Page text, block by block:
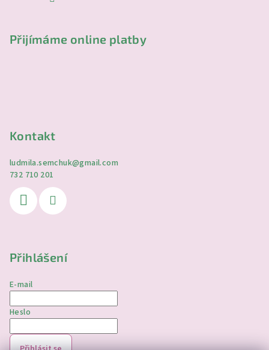
Přijímáme online platby
Kontakt
ludmila.semchuk@gmail.com
732 710 201
Přihlášení
E-mail
Heslo